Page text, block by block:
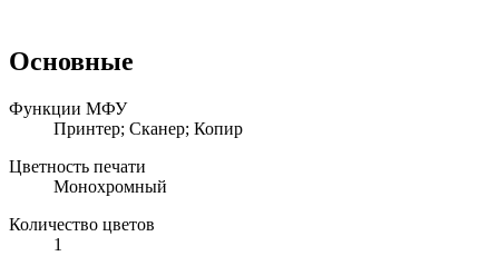
Основные
Функции МФУ
Принтеp; Сканеp; Копир
Цветность печати
Монохромный
Количество цветов
1